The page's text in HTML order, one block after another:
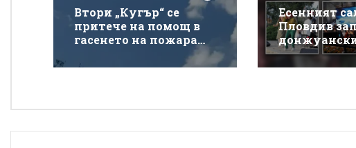
Втори „Кугър“ се
притече на помощ в
гасенето на пожара
покрай магистрала
„Тракия“
Есенният
Пловдив
спектакъл
Донков